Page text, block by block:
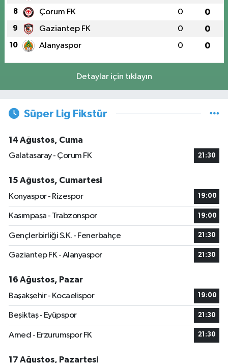
8 Çorum FK 0 0
9 Gaziantep FK 0 0
10 Alanyaspor 0 0
Detaylar için tıklayın
Süper Lig Fikstür
14 Ağustos, Cuma
Galatasaray - Çorum FK
21:30
15 Ağustos, Cumartesi
Konyaspor - Rizespor
19:00
Kasımpaşa - Trabzonspor 19:00
Gençlerbirliği S.K. - Fenerbahçe 21:30
Gaziantep FK - Alanyaspor 21:30
16 Ağustos, Pazar
Başakşehir - Kocaelispor
19:00
Beşiktaş - Eyüpspor 21:30
Amed - Erzurumspor FK 21:30
17 Ağustos, Pazartesi